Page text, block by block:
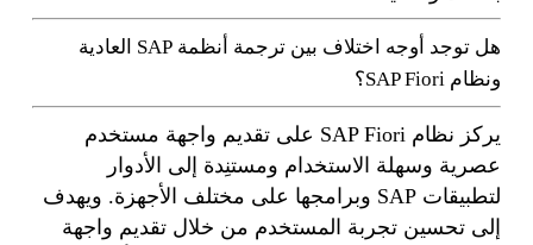
هل توجد أوجه اختلاف بين ترجمة أنظمة SAP العادية
ونظام SAP Fiori؟
يركز نظام SAP Fiori على تقديم واجهة مستخدم
عصرية وسهلة الاستخدام ومستنِدة إلى الأدوار
لتطبيقات SAP وبرامجها على مختلف الأجهزة. ويهدف
إلى تحسين تجربة المستخدم من خلال تقديم واجهة